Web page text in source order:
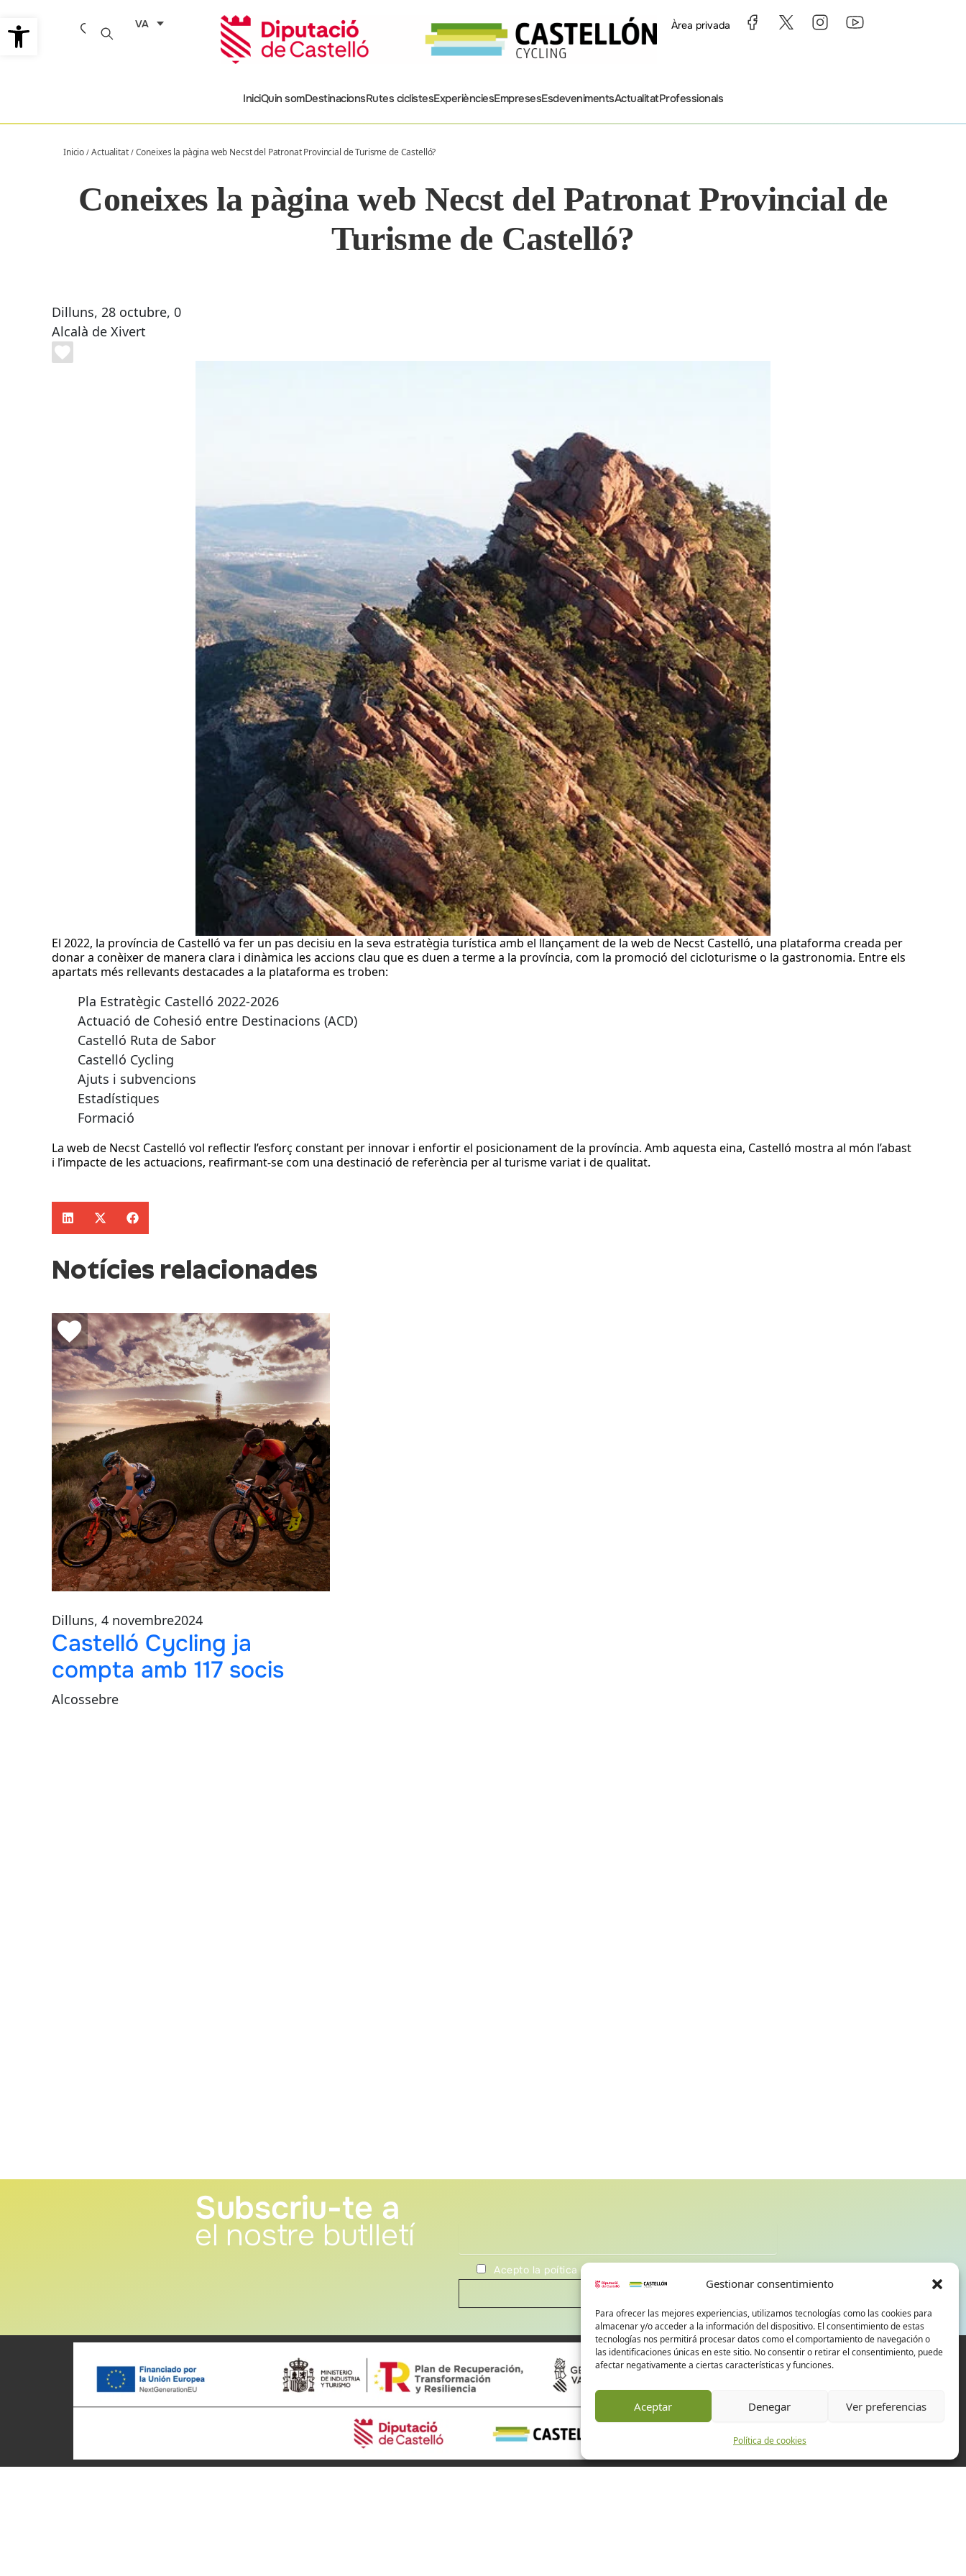
Obre la barra d'eines
Gestionar consentimiento
Para ofrecer las mejores experiencias, utilizamos tecnologías como las cookies para
almacenar y/o acceder a la información del dispositivo. El consentimiento de estas
tecnologías nos permitirá procesar datos como el comportamiento de navegación o
las identificaciones únicas en este sitio. No consentir o retirar el consentimiento, puede
afectar negativamente a ciertas características y funciones.
Aceptar Denegar Ver preferencias
Política de cookies
al
contingut
VA Àrea privada
IniciQuin somDestinacionsRutes ciclistesExperiènciesEmpresesEsdevenimentsActualitatProfessionals
Inicio /Actualitat/ Coneixes la pàgina web Necst del Patronat Provincial de Turisme de Castelló?
Coneixes la pàgina web Necst del Patronat Provincial de
Turisme de Castelló?
Dilluns, 28 octubre, 0
Alcalà de Xivert
El 2022, la província de Castelló va fer un pas decisiu en la seva estratègia turística amb el llançament de la web de Necst Castelló, una plataforma creada per
donar a conèixer de manera clara i dinàmica les accions clau que es duen a terme a la província, com la promoció del cicloturisme o la gastronomia. Entre els
apartats més rellevants destacades a la plataforma es troben:
Pla Estratègic Castelló 2022-2026
Actuació de Cohesió entre Destinacions (ACD)
Castelló Ruta de Sabor
Castelló Cycling
Ajuts i subvencions
Estadístiques
Formació
La web de Necst Castelló vol reflectir l’esforç constant per innovar i enfortir el posicionament de la província. Amb aquesta eina, Castelló mostra al món l’abast
i l’impacte de les actuacions, reafirmant-se com una destinació de referència per al turisme variat i de qualitat.
Notícies relacionades
Dilluns, 4 novembre2024
Castelló Cycling ja
compta amb 117 socis
Alcossebre
Subscriu-te a
el nostre butlletí
Acepto la poítica de privacidad